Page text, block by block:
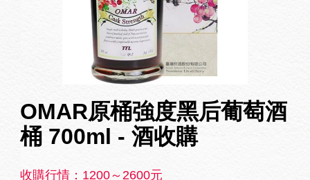
OMAR原桶強度黑后葡萄酒
桶 700ml - 酒收購
收購行情：1200～2600元